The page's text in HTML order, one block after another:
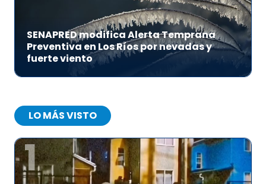
SENAPRED modifica Alerta Temprana
Preventiva en Los Ríos por nevadas y
fuerte viento
LO MÁS VISTO
1